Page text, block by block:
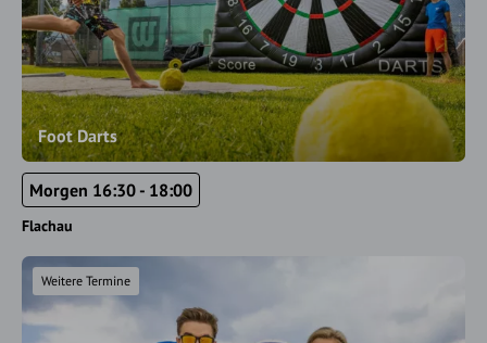
Foot Darts
Morgen 16:30 - 18:00
Flachau
Weitere Termine